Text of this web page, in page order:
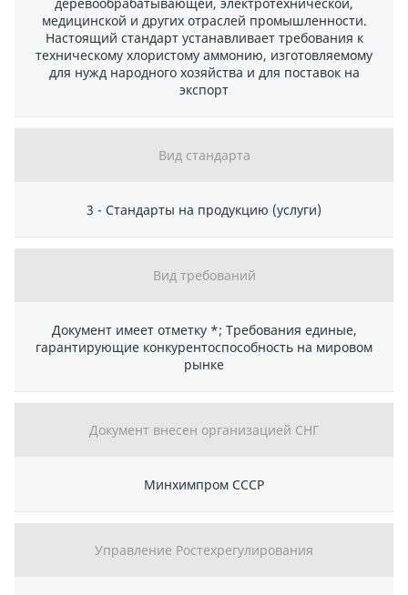
деревообрабатывающей, электротехнической,
медицинской и других отраслей промышленности.
Настоящий стандарт устанавливает требования к
техническому хлористому аммонию, изготовляемому
для нужд народного хозяйства и для поставок на
экспорт
Вид стандарта
3 - Стандарты на продукцию (услуги)
Вид требований
Документ имеет отметку *; Требования единые,
гарантирующие конкурентоспособность на мировом
рынке
Документ внесен организацией СНГ
Минхимпром СССР
Управление Ростехрегулирования